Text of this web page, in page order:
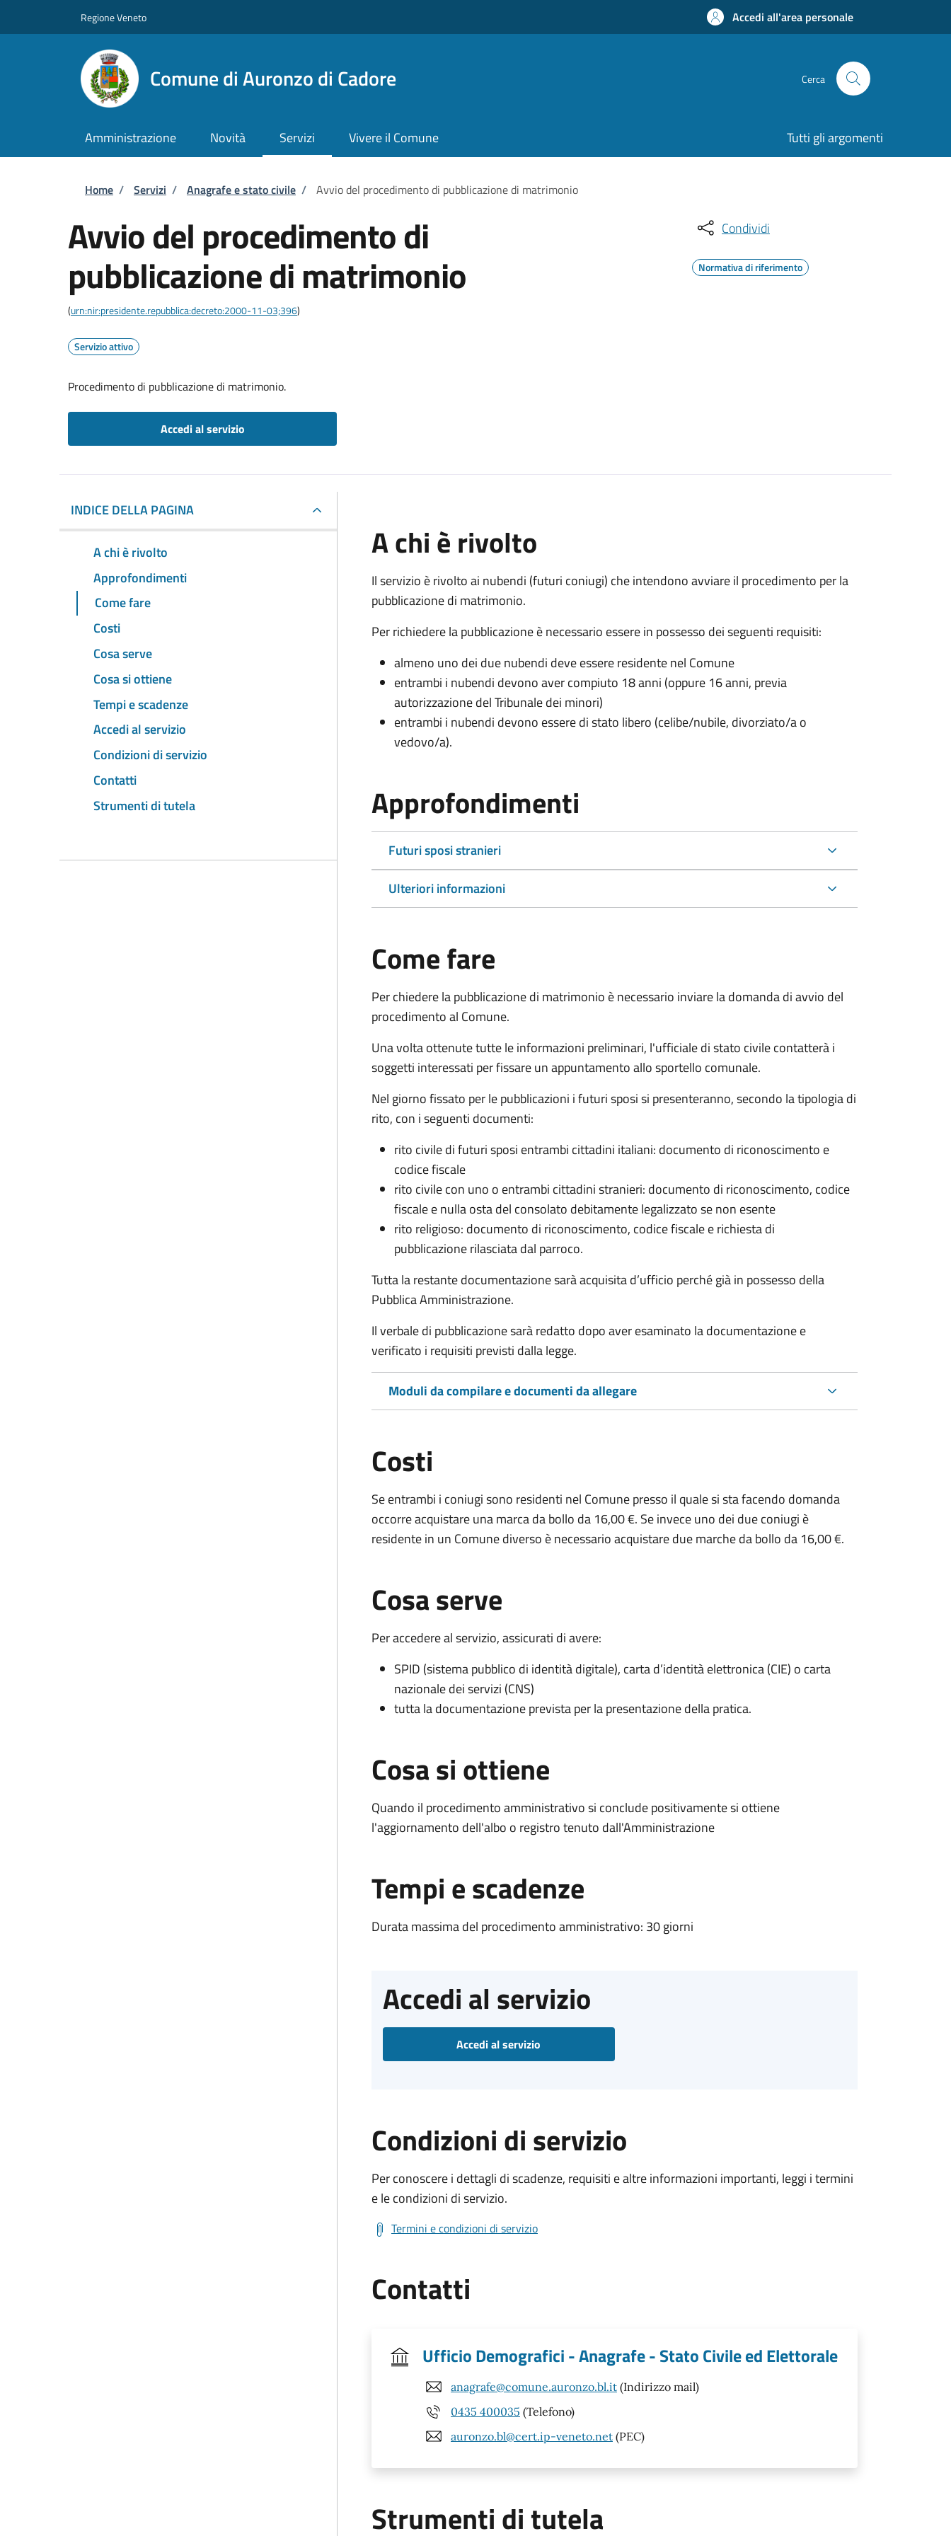
Regione Veneto Accedi all'area personale
Comune di Auronzo di Cadore Cerca
Amministrazione Novità Servizi Vivere il Comune Tutti gli argomenti
Briciole di pane
Home / Servizi / Anagrafe e stato civile / Avvio del procedimento di pubblicazione di matrimonio
Avvio del procedimento di
pubblicazione di matrimonio
(urn:nir:presidente.repubblica:decreto:2000-11-03;396)
Servizio attivo
Procedimento di pubblicazione di matrimonio.
Accedi al servizio
Condividi
Normativa di riferimento
INDICE DELLA PAGINA
A chi è rivolto
Approfondimenti
Come fare
Costi
Cosa serve
Cosa si ottiene
Tempi e scadenze
Accedi al servizio
Condizioni di servizio
Contatti
Strumenti di tutela
A chi è rivolto
Il servizio è rivolto ai nubendi (futuri coniugi) che intendono avviare il procedimento per la
pubblicazione di matrimonio.
Per richiedere la pubblicazione è necessario essere in possesso dei seguenti requisiti:
almeno uno dei due nubendi deve essere residente nel Comune
entrambi i nubendi devono aver compiuto 18 anni (oppure 16 anni, previa
autorizzazione del Tribunale dei minori)
entrambi i nubendi devono essere di stato libero (celibe/nubile, divorziato/a o
vedovo/a).
Approfondimenti
Futuri sposi stranieri
Ulteriori informazioni
Come fare
Per chiedere la pubblicazione di matrimonio è necessario inviare la domanda di avvio del
procedimento al Comune.
Una volta ottenute tutte le informazioni preliminari, l'ufficiale di stato civile contatterà i
soggetti interessati per fissare un appuntamento allo sportello comunale.
Nel giorno fissato per le pubblicazioni i futuri sposi si presenteranno, secondo la tipologia di
rito, con i seguenti documenti:
rito civile di futuri sposi entrambi cittadini italiani: documento di riconoscimento e
codice fiscale
rito civile con uno o entrambi cittadini stranieri: documento di riconoscimento, codice
fiscale e nulla osta del consolato debitamente legalizzato se non esente
rito religioso: documento di riconoscimento, codice fiscale e richiesta di
pubblicazione rilasciata dal parroco.
Tutta la restante documentazione sarà acquisita d’ufficio perché già in possesso della
Pubblica Amministrazione.
Il verbale di pubblicazione sarà redatto dopo aver esaminato la documentazione e
verificato i requisiti previsti dalla legge.
Moduli da compilare e documenti da allegare
Costi
Se entrambi i coniugi sono residenti nel Comune presso il quale si sta facendo domanda
occorre acquistare una marca da bollo da 16,00 €. Se invece uno dei due coniugi è
residente in un Comune diverso è necessario acquistare due marche da bollo da 16,00 €.
Cosa serve
Per accedere al servizio, assicurati di avere:
SPID (sistema pubblico di identità digitale), carta d’identità elettronica (CIE) o carta
nazionale dei servizi (CNS)
tutta la documentazione prevista per la presentazione della pratica.
Cosa si ottiene
Quando il procedimento amministrativo si conclude positivamente si ottiene
l'aggiornamento dell'albo o registro tenuto dall'Amministrazione
Tempi e scadenze
Durata massima del procedimento amministrativo: 30 giorni
Accedi al servizio
Accedi al servizio
Condizioni di servizio
Per conoscere i dettagli di scadenze, requisiti e altre informazioni importanti, leggi i termini
e le condizioni di servizio.
Termini e condizioni di servizio
Contatti
Ufficio Demografici - Anagrafe - Stato Civile ed Elettorale
anagrafe@comune.auronzo.bl.it (Indirizzo mail)
0435 400035 (Telefono)
auronzo.bl@cert.ip-veneto.net (PEC)
Strumenti di tutela